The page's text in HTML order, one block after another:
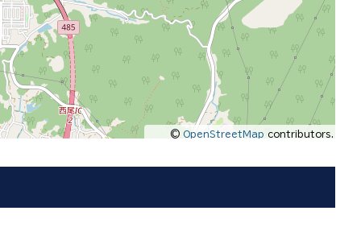
© OpenStreetMap contributors.